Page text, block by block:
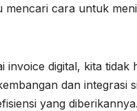
mencari cara untuk
invoice digital, kita
dan integrasi
yang